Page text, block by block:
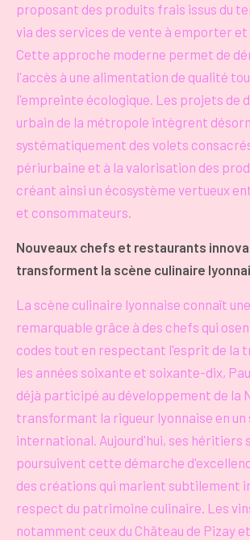
proposant des produits frais issus du
via des services de vente à emporter et
Cette approche moderne permet de
l'accès à une alimentation de qualité
l'empreinte écologique. Les projets de
urbain de la métropole intègrent
systématiquement des volets
périurbaine et à la valorisation des
créant ainsi un écosystème vertueux
et consommateurs.
Nouveaux chefs et restaurants
transforment la scène culinaire
La scène culinaire lyonnaise connaît
remarquable grâce à des chefs qui
codes tout en respectant l'esprit de la
les années soixante et soixante-dix,
déjà participé au développement de la
transformant la rigueur lyonnaise en
international. Aujourd'hui, ses héritiers
poursuivent cette démarche
des créations qui marient subtilement
respect du patrimoine culinaire. Les
notamment ceux du Château de Pizay